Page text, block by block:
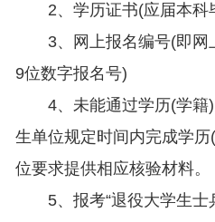
2、学历证书(应届本科
3、网上报名编号(即
9位数字报名号)
4、未能通过学历(学籍
生单位规定时间内完成学
位要求提供相应核验材料。
5、报考“退役大学生